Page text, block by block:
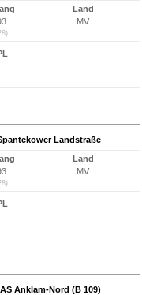
Land
MV
Landstraße
Land
MV
Anklam-Nord (B 109)